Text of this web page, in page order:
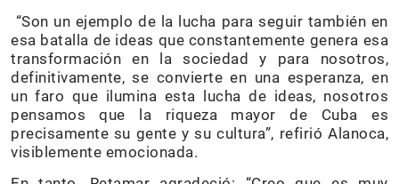
“Son un ejemplo de la lucha para seguir también en
esa batalla de ideas que constantemente genera esa
transformación en la sociedad y para nosotros,
definitivamente, se convierte en una esperanza, en
un faro que ilumina esta lucha de ideas, nosotros
pensamos que la riqueza mayor de Cuba es
precisamente su gente y su cultura”, refirió Alanoca,
visiblemente emocionada.